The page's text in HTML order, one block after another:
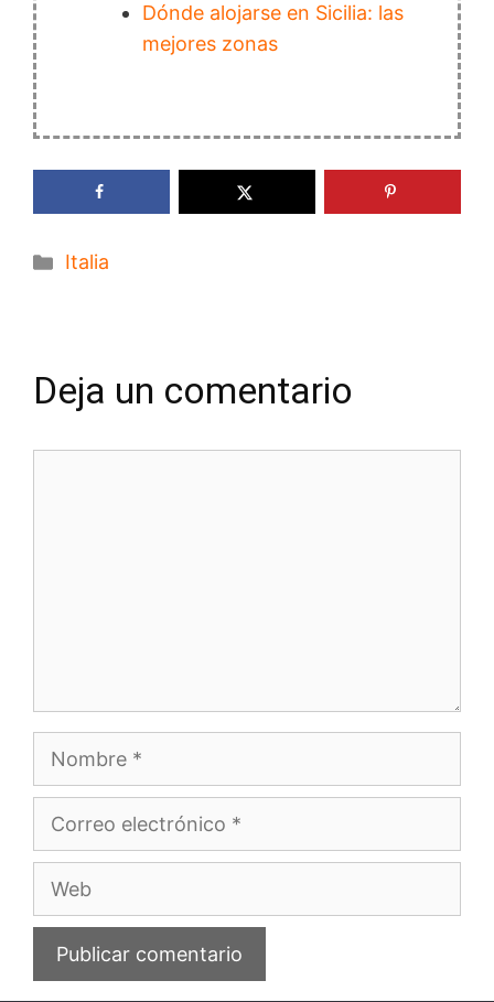
Dónde alojarse en Sicilia: las
mejores zonas
Categorías
Italia
Deja un comentario
Nombre
Correo
Web